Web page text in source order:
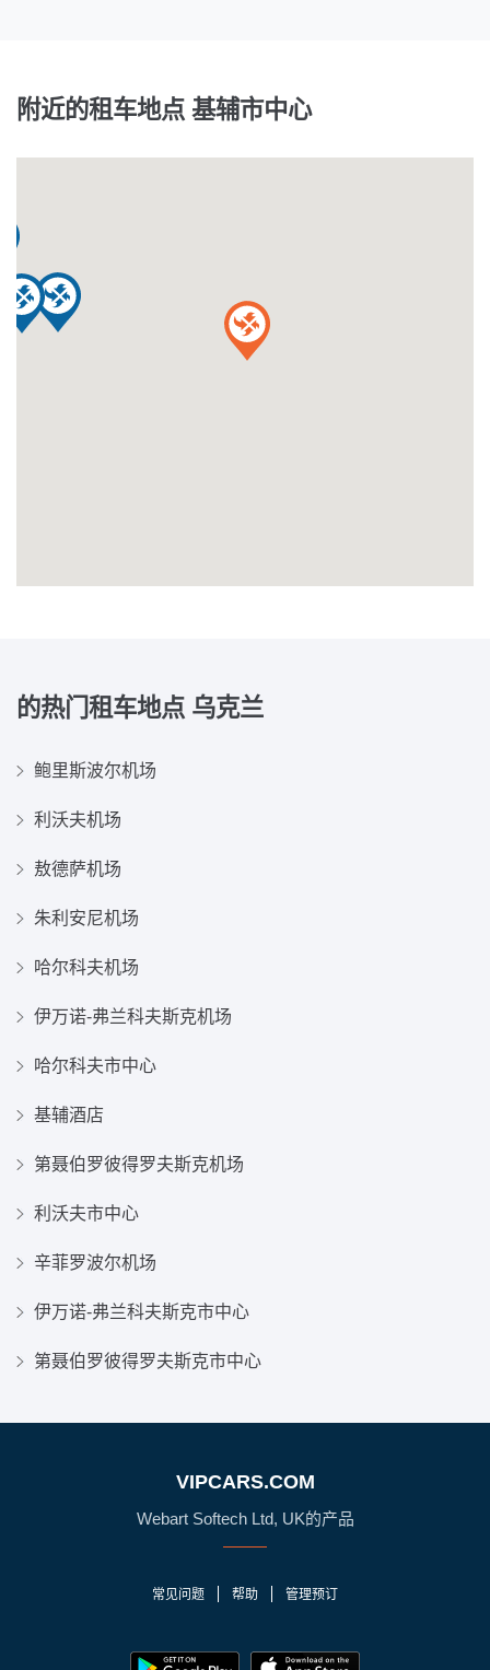
附近的租车地点 基辅市中心
的热门租车地点 乌克兰
鲍里斯波尔机场
利沃夫机场
敖德萨机场
朱利安尼机场
哈尔科夫机场
伊万诺-弗兰科夫斯克机场
哈尔科夫市中心
基辅酒店
第聂伯罗彼得罗夫斯克机场
利沃夫市中心
辛菲罗波尔机场
伊万诺-弗兰科夫斯克市中心
第聂伯罗彼得罗夫斯克市中心
VIPCARS.COM
Webart Softech Ltd, UK的产品
常见问题 帮助 管理预订